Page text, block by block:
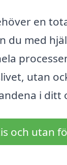
en
du med
utan
i ditt
och utan